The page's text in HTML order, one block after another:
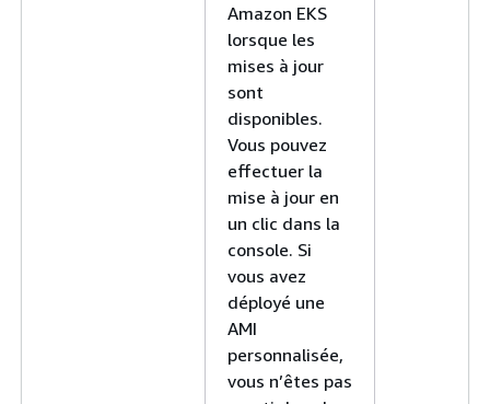
Amazon EKS
lorsque les
mises à jour
sont
disponibles.
Vous pouvez
effectuer la
mise à jour en
un clic dans la
console. Si
vous avez
déployé une
AMI
personnalisée,
vous n’êtes pas